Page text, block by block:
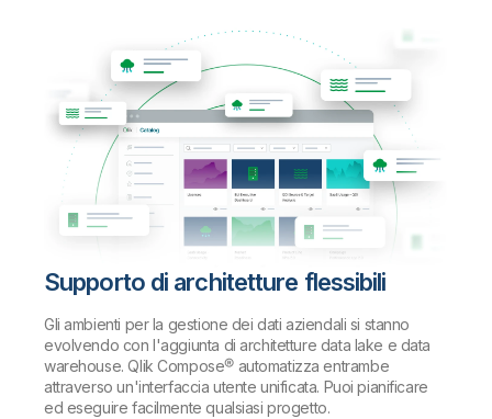
Supporto di architetture flessibili
Gli ambienti per la gestione dei dati aziendali si stanno
evolvendo con l'aggiunta di architetture data lake e data
warehouse. Qlik Compose® automatizza entrambe
attraverso un'interfaccia utente unificata. Puoi pianificare
ed eseguire facilmente qualsiasi progetto.